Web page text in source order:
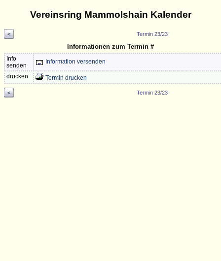
Vereinsring Mammolshain Kalender
< Termin 23/23
Informationen zum Termin #
Info
senden
Information versenden
drucken Termin drucken
< Termin 23/23